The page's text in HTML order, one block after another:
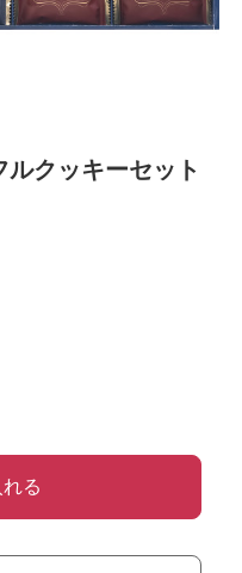
クッキーセット
る